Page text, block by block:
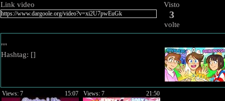
Link video Visto
3
volte
""
Hashtag: []
15:07
Views: 7 21:50
Views: 7